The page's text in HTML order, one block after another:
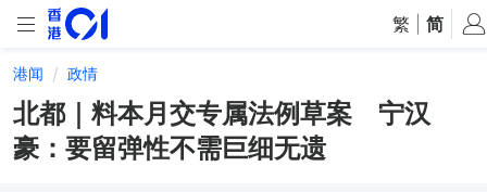
繁 简
港闻 政情
北都｜料本月交专属法例草案 宁汉
豪：要留弹性不需巨细无遗